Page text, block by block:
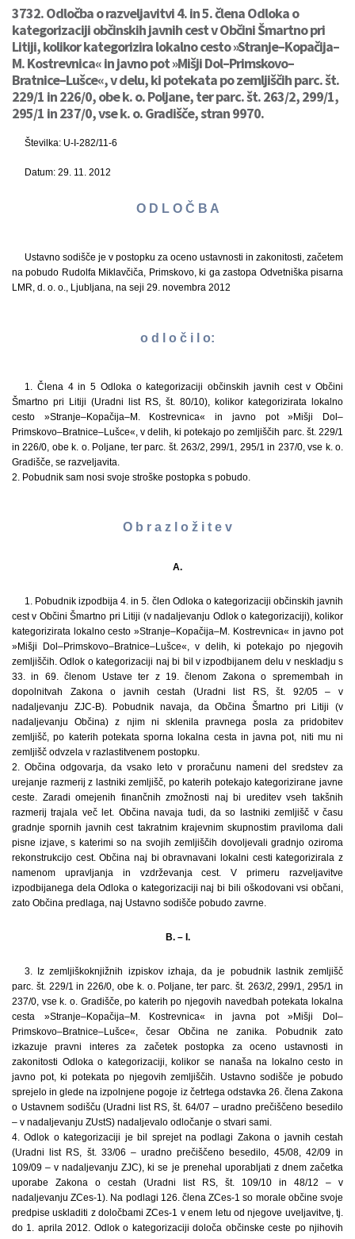
3732. Odločba o razveljavitvi 4. in 5. člena Odloka o
kategorizaciji občinskih javnih cest v Občini Šmartno pri
Litiji, kolikor kategorizira lokalno cesto »Stranje–Kopačija–
M. Kostrevnica« in javno pot »Mišji Dol–Primskovo–
Bratnice–Lušce«, v delu, ki potekata po zemljiščih parc. št.
229/1 in 226/0, obe k. o. Poljane, ter parc. št. 263/2, 299/1,
295/1 in 237/0, vse k. o. Gradišče, stran 9970.
Številka: U-I-282/11-6
Datum: 29. 11. 2012
O D L O Č B A
Ustavno sodišče je v postopku za oceno ustavnosti in zakonitosti, začetem
na pobudo Rudolfa Miklavčiča, Primskovo, ki ga zastopa Odvetniška pisarna
LMR, d. o. o., Ljubljana, na seji 29. novembra 2012
o d l o č i l o:
1. Člena 4 in 5 Odloka o kategorizaciji občinskih javnih cest v Občini
Šmartno pri Litiji (Uradni list RS, št. 80/10), kolikor kategorizirata lokalno
cesto »Stranje–Kopačija–M. Kostrevnica« in javno pot »Mišji Dol–
Primskovo–Bratnice–Lušce«, v delih, ki potekajo po zemljiščih parc. št. 229/1
in 226/0, obe k. o. Poljane, ter parc. št. 263/2, 299/1, 295/1 in 237/0, vse k. o.
Gradišče, se razveljavita.
2. Pobudnik sam nosi svoje stroške postopka s pobudo.
O b r a z l o ž i t e v
A.
1. Pobudnik izpodbija 4. in 5. člen Odloka o kategorizaciji občinskih javnih
cest v Občini Šmartno pri Litiji (v nadaljevanju Odlok o kategorizaciji), kolikor
kategorizirata lokalno cesto »Stranje–Kopačija–M. Kostrevnica« in javno pot
»Mišji Dol–Primskovo–Bratnice–Lušce«, v delih, ki potekajo po njegovih
zemljiščih. Odlok o kategorizaciji naj bi bil v izpodbijanem delu v neskladju s
33. in 69. členom Ustave ter z 19. členom Zakona o spremembah in
dopolnitvah Zakona o javnih cestah (Uradni list RS, št. 92/05 – v
nadaljevanju ZJC-B). Pobudnik navaja, da Občina Šmartno pri Litiji (v
nadaljevanju Občina) z njim ni sklenila pravnega posla za pridobitev
zemljišč, po katerih potekata sporna lokalna cesta in javna pot, niti mu ni
zemljišč odvzela v razlastitvenem postopku.
2. Občina odgovarja, da vsako leto v proračunu nameni del sredstev za
urejanje razmerij z lastniki zemljišč, po katerih potekajo kategorizirane javne
ceste. Zaradi omejenih finančnih zmožnosti naj bi ureditev vseh takšnih
razmerij trajala več let. Občina navaja tudi, da so lastniki zemljišč v času
gradnje spornih javnih cest takratnim krajevnim skupnostim praviloma dali
pisne izjave, s katerimi so na svojih zemljiščih dovoljevali gradnjo oziroma
rekonstrukcijo cest. Občina naj bi obravnavani lokalni cesti kategorizirala z
namenom upravljanja in vzdrževanja cest. V primeru razveljavitve
izpodbijanega dela Odloka o kategorizaciji naj bi bili oškodovani vsi občani,
zato Občina predlaga, naj Ustavno sodišče pobudo zavrne.
B. – I.
3. Iz zemljiškoknjižnih izpiskov izhaja, da je pobudnik lastnik zemljišč
parc. št. 229/1 in 226/0, obe k. o. Poljane, ter parc. št. 263/2, 299/1, 295/1 in
237/0, vse k. o. Gradišče, po katerih po njegovih navedbah potekata lokalna
cesta »Stranje–Kopačija–M. Kostrevnica« in javna pot »Mišji Dol–
Primskovo–Bratnice–Lušce«, česar Občina ne zanika. Pobudnik zato
izkazuje pravni interes za začetek postopka za oceno ustavnosti in
zakonitosti Odloka o kategorizaciji, kolikor se nanaša na lokalno cesto in
javno pot, ki potekata po njegovih zemljiščih. Ustavno sodišče je pobudo
sprejelo in glede na izpolnjene pogoje iz četrtega odstavka 26. člena Zakona
o Ustavnem sodišču (Uradni list RS, št. 64/07 – uradno prečiščeno besedilo
– v nadaljevanju ZUstS) nadaljevalo odločanje o stvari sami.
4. Odlok o kategorizaciji je bil sprejet na podlagi Zakona o javnih cestah
(Uradni list RS, št. 33/06 – uradno prečiščeno besedilo, 45/08, 42/09 in
109/09 – v nadaljevanju ZJC), ki se je prenehal uporabljati z dnem začetka
uporabe Zakona o cestah (Uradni list RS, št. 109/10 in 48/12 – v
nadaljevanju ZCes-1). Na podlagi 126. člena ZCes-1 so morale občine svoje
predpise uskladiti z določbami ZCes-1 v enem letu od njegove uveljavitve, tj.
do 1. aprila 2012. Odlok o kategorizaciji določa občinske ceste po njihovih